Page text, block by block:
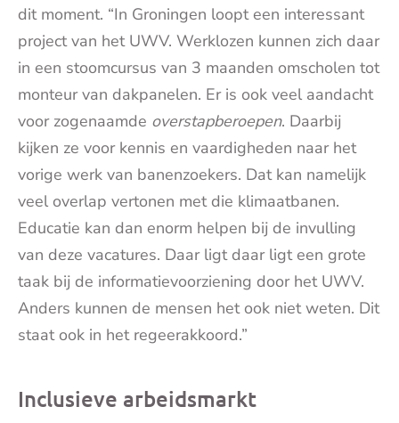
dit moment. “In Groningen loopt een interessant
project van het UWV. Werklozen kunnen zich daar
in een stoomcursus van 3 maanden omscholen tot
monteur van dakpanelen. Er is ook veel aandacht
voor zogenaamde overstapberoepen. Daarbij
kijken ze voor kennis en vaardigheden naar het
vorige werk van banenzoekers. Dat kan namelijk
veel overlap vertonen met die klimaatbanen.
Educatie kan dan enorm helpen bij de invulling
van deze vacatures. Daar ligt daar ligt een grote
taak bij de informatievoorziening door het UWV.
Anders kunnen de mensen het ook niet weten. Dit
staat ook in het regeerakkoord.”
Inclusieve arbeidsmarkt